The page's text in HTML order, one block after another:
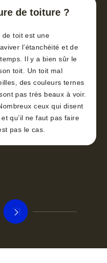
de toiture ?
de toit est une
l’étanchéité et de
Il y a bien sûr le
toit. Un toit mal
des couleurs ternes
pas très beaux à voir.
ceux qui disent
qu’il ne faut pas faire
pas le cas.